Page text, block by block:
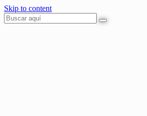
Skip to content